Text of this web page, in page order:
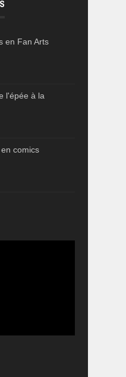
en Fan Arts
l'épée à la
comics